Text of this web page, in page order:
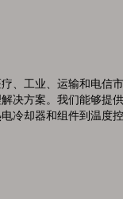
、工业、运输和电信
决方案。我们能够提
冷却器和组件到温度